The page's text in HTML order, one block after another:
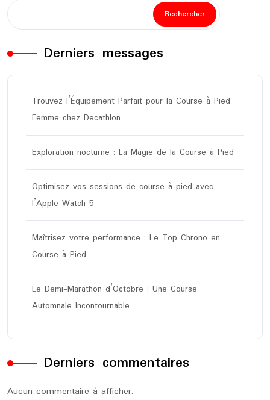
Rechercher
Derniers messages
Trouvez l’Équipement Parfait pour la Course à Pied
Femme chez Decathlon
Exploration nocturne : La Magie de la Course à Pied
Optimisez vos sessions de course à pied avec
l’Apple Watch 5
Maîtrisez votre performance : Le Top Chrono en
Course à Pied
Le Demi-Marathon d’Octobre : Une Course
Automnale Incontournable
Derniers commentaires
Aucun commentaire à afficher.